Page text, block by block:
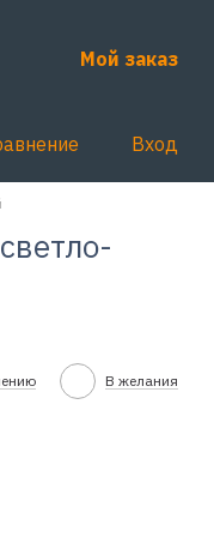
Мой заказ
Вход
В желания